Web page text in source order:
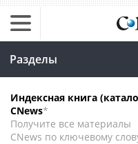
Разделы
Индексная книга
CNews*
Получите все материалы
CNews по ключевому